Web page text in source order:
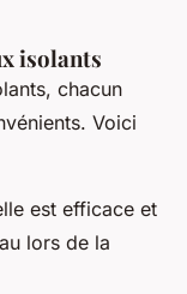
isolants
chacun
Voici
est efficace et
lors de la